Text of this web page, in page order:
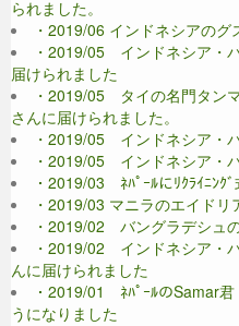
られました。
・2019/06 インドネシアのグ
・2019/05 インドネシア・
届けられました
・2019/05 タイの名門タン
さんに届けられました。
・2019/05 インドネシア・
・2019/05 インドネシア・
・2019/03 ﾈﾊﾟｰﾙにﾘｸﾗｲﾆﾝｸ
・2019/03 マニラのエイド
・2019/02 バングラデシュ
・2019/02 インドネシア・
んに届けられました
・2019/01 ﾈﾊﾟｰﾙのSamar
うになりました